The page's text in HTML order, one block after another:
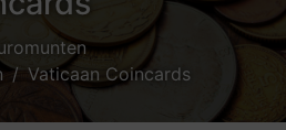
Vaticaan Coincards